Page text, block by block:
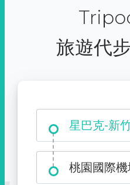
旅遊代
大霸尖山
桃園國際